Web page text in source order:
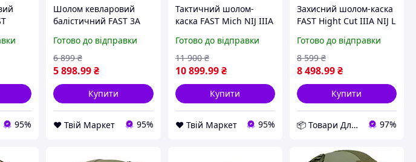
95%
Шолом кевларовий
балістичний FAST 3A
Мультикам D9-2026
Готово до відправки
5 898.99₴
6 899 ₴
Купити
❤️ Твій Маркет 95%
Тактичний шолом-
каска FAST Mich NIJ IIIA
Готово до відправки
10 899.99 ₴
11 900 ₴
Купити
❤️ Твій Маркет 95%
Захисний шолом-каска
FAST Hight Cut IIIA NIJ L
Готово до відправки
8 498.99₴
8 599 ₴
Купити
📦 Товари Для Дому 97%